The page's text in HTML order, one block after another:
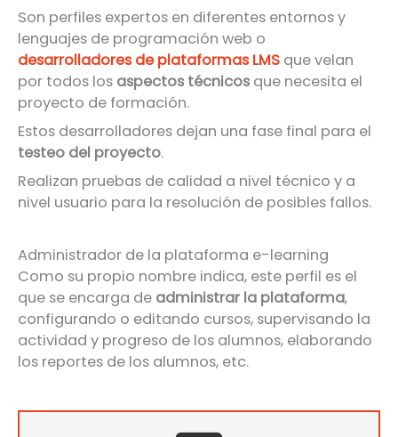
Son perfiles expertos en diferentes entornos y
lenguajes de programación web o
desarrolladores de plataformas LMS que velan
por todos los aspectos técnicos que necesita el
proyecto de formación.
Estos desarrolladores dejan una fase final para el
testeo del proyecto.
Realizan pruebas de calidad a nivel técnico y a
nivel usuario para la resolución de posibles fallos.
Administrador de la plataforma e-learning
Como su propio nombre indica, este perfil es el
que se encarga de administrar la plataforma,
configurando o editando cursos, supervisando la
actividad y progreso de los alumnos, elaborando
los reportes de los alumnos, etc.